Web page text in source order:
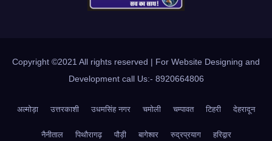
Copyright ©2021 All rights reserved | For Website Designing and
Development call Us:- 8920664806
अल्मोड़ा उत्तरकाशी उधमसिंह नगर चमोली चम्पावत टिहरी देहरादून
नैनीताल पिथौरागढ़ पौड़ी बागेश्वर रुद्रप्रयाग हरिद्वार